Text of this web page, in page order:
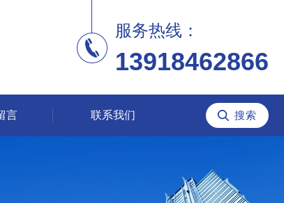
服务热线：
13918462866
言 联系我们